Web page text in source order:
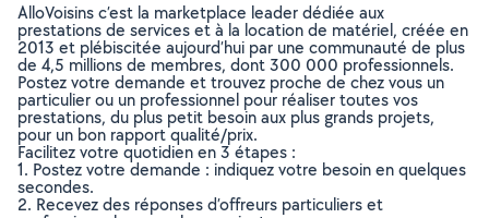
AlloVoisins c’est la marketplace leader dédiée aux
prestations de services et à la location de matériel, créée en
2013 et plébiscitée aujourd’hui par une communauté de plus
de 4,5 millions de membres, dont 300 000 professionnels.
Postez votre demande et trouvez proche de chez vous un
particulier ou un professionnel pour réaliser toutes vos
prestations, du plus petit besoin aux plus grands projets,
pour un bon rapport qualité/prix.
Facilitez votre quotidien en 3 étapes :
1. Postez votre demande : indiquez votre besoin en quelques
secondes.
2. Recevez des réponses d’offreurs particuliers et